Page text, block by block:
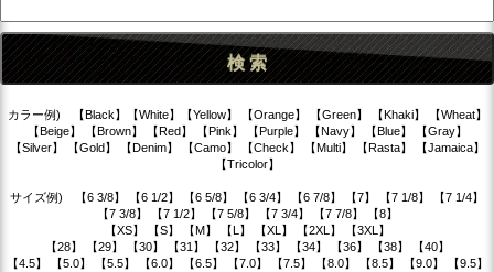
カラー例) 【Black】【White】【Yellow】 【Orange】 【Green】 【Khaki】 【Wheat】
【Beige】 【Brown】 【Red】 【Pink】 【Purple】 【Navy】 【Blue】 【Gray】
【Silver】 【Gold】 【Denim】 【Camo】 【Check】 【Multi】 【Rasta】 【Jamaica】
【Tricolor】
サイズ例) 【6 3/8】 【6 1/2】 【6 5/8】 【6 3/4】 【6 7/8】 【7】 【7 1/8】 【7 1/4】
【7 3/8】 【7 1/2】 【7 5/8】 【7 3/4】 【7 7/8】 【8】
【XS】 【S】 【M】 【L】 【XL】 【2XL】 【3XL】
【28】 【29】 【30】 【31】 【32】 【33】 【34】 【36】 【38】 【40】
【4.5】 【5.0】 【5.5】 【6.0】 【6.5】 【7.0】 【7.5】 【8.0】 【8.5】 【9.0】 【9.5】